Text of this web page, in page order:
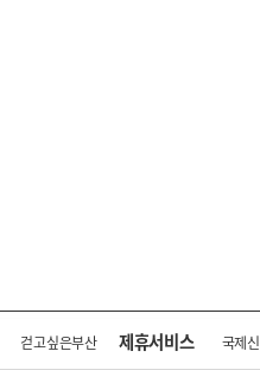
걷고싶은부산 제휴서비스 국제